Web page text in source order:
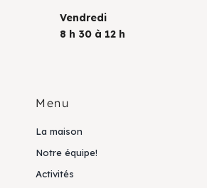
Vendredi
8 h 30 à 12 h
Menu
La maison
Notre équipe!
Activités